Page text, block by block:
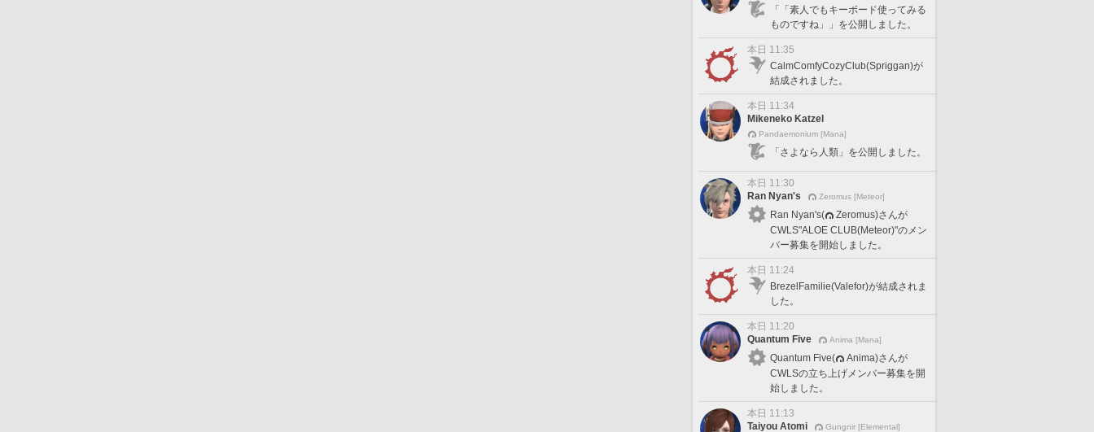
「「素人でもキーボード使ってみる
ものですね」」を公開しました。
本日 11:35
CalmComfyCozyClub(Spriggan)が
結成されました。
本日 11:34
Mikeneko Katzel
Pandaemonium [Mana]
「さよなら人類」を公開しました。
本日 11:30
Ran Nyan's
Zeromus [Meteor]
Ran Nyan's(
Zeromus)さんが
CWLS"ALOE CLUB(Meteor)"のメン
バー募集を開始しました。
本日 11:24
BrezelFamilie(Valefor)が結成されま
した。
本日 11:20
Quantum Five
Anima [Mana]
Quantum Five(
Anima)さんが
CWLSの立ち上げメンバー募集を開
始しました。
本日 11:13
Taiyou Atomi
Gungnir [Elemental]